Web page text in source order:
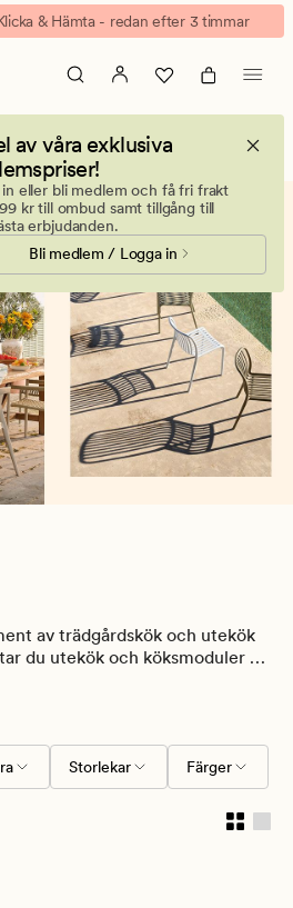
& Hämta - redan efter 3 timmar
av våra exklusiva
in eller bli medlem och få fri frakt
kr till ombud samt tillgång till
erbjudanden.
Bli medlem / Logga in
Utekök
av trädgårdskök och utekök
du utekök och köksmoduler
mat och umgås utomhus,
rätt kombination av utekök och
Storlekar Färger